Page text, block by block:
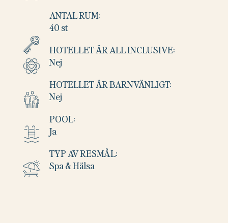
TYP AV RESMÅL:
Spa & Hälsa
POOL:
Ja
HOTELLET ÄR BARNVÄNLIGT:
Nej
HOTELLET ÄR ALL INCLUSIVE:
Nej
ANTAL RUM:
40 st